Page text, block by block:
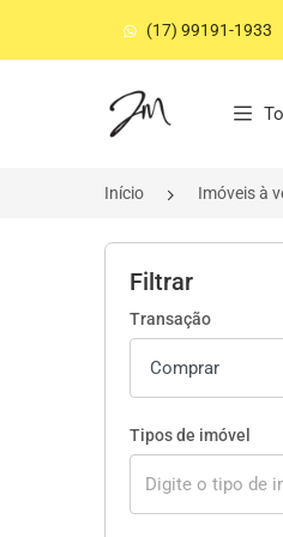
(17) 99191-1933
Página inicial
Início Imóveis à
Filtrar
Transação
Tipos de imóvel